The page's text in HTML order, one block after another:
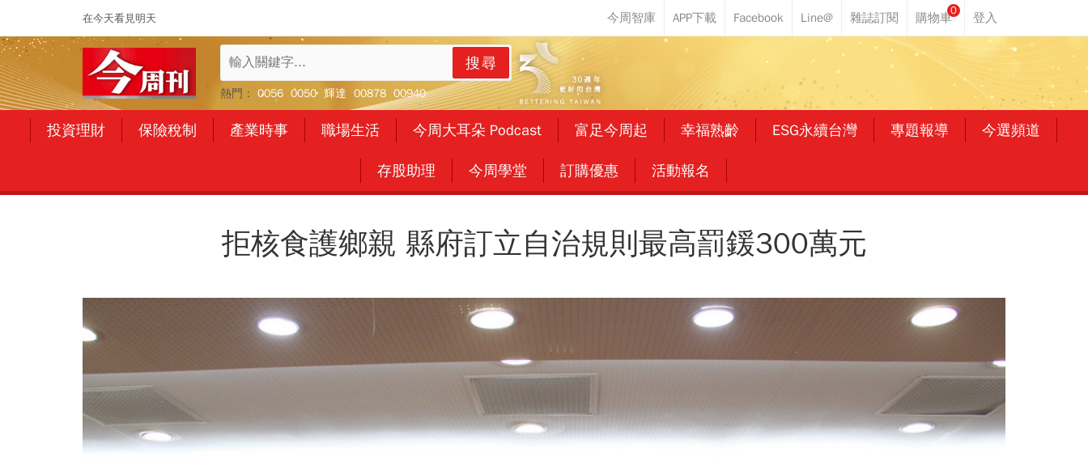
在今天看見明天
0
搜尋
熱門： 0056 0050 輝達 00878 00940
投資理財 保險稅制 產業時事 職場生活 今周大耳朵 Podcast 富足今周起 幸福熟齡 ESG永續台灣 專題報導 今選頻道
存股助理 今周學堂 訂購優惠 活動報名
拒核食護鄉親 縣府訂立自治規則最高罰鍰300萬元